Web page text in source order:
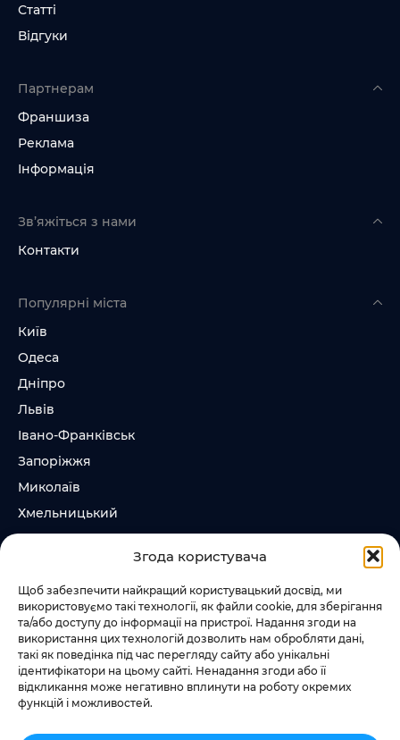
Згода користувача
Щоб забезпечити найкращий користувацький досвід, ми
використовуємо такі технології, як файли cookie, для зберігання
та/або доступу до інформації на пристрої. Надання згоди на
використання цих технологій дозволить нам обробляти дані,
такі як поведінка під час перегляду сайту або унікальні
ідентифікатори на цьому сайті. Ненадання згоди або її
відкликання може негативно вплинути на роботу окремих
функцій і можливостей.
Статті
Відгуки
Партнерам
Франшиза
Реклама
Інформація
Зв’яжіться з нами
Контакти
Популярні міста
Київ
Одеса
Дніпро
Львів
Івано-Франківськ
Запоріжжя
Миколаїв
Хмельницький
Суми
Слідкувати за нами
+38 073 185 81 11
+38 067 457 86 44